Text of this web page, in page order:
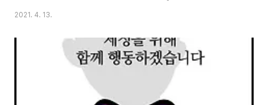
생각했는가? 박철균 부산은 모르겠는데 서울은 예상밖이라는 사람의 반응을
초 보궐선거 자체가 두 지역 모두 전 시장이 성폭력을 일으켰기 때문이다. 그렇
다면 엎드려 절하고 절하고 또 절하고 반성하고 또 반성하면서 후보 출마를 하
지 않고 대신 시민사회에서 후보를 내서 거기에 함께 하는 전략을 썼어야 했다.
그러나 민주당은 그렇지 않았다. 예전 문제가 터질 때 출마하지 않는다는 자신
들의 규칙마저 스스로 말장난..
2021. 4. 13.